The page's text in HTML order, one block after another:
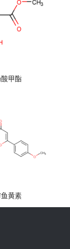
甲酯
黄素